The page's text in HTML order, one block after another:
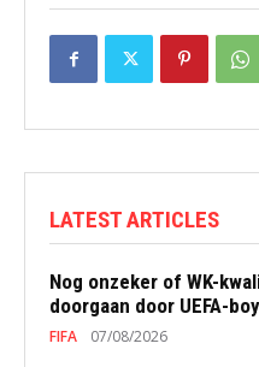
LATEST ARTICLES
Nog onzeker of WK-
doorgaan door UEFA-
FIFA 07/08/2026